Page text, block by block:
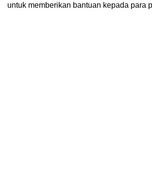
untuk memberikan bantuan kepada para